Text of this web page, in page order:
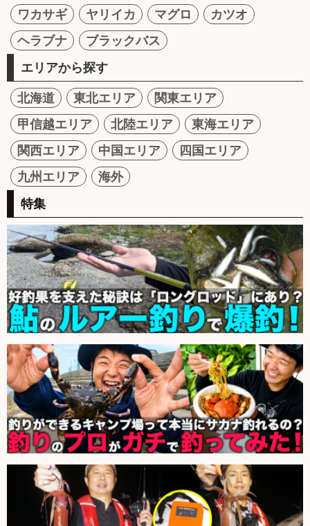
ワカサギ
ヤリイカ マグロ
カツオ
ヘラブナ
ブラックバス
エリアから探す
北海道 東北エリア
関東エリア
甲信越エリア
北陸エリア
東海エリア
関西エリア
中国エリア
四国エリア
九州エリア
海外
特集